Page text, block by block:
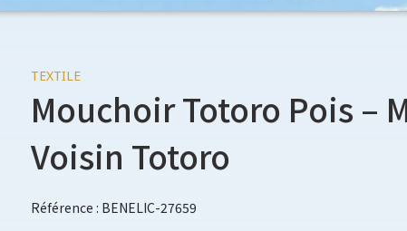
TEXTILE
Mouchoir Totoro Pois –
Voisin Totoro
Référence : BENELIC-27659